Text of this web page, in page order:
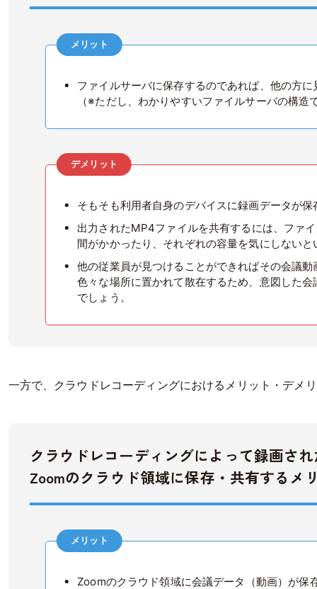
メリット
ファイルサーバに保存するのであれば、他の方
（※ただし、わかりやすいファイルサーバの構
デメリット
そもそも利用者自身のデバイスに録画データが
出力されたMP4ファイルを共有するには、ファ
間がかかったり、それぞれの容量を気にしないと
他の従業員が見つけることができればその会議
色々な場所に置かれて散在するため、意図した
でしょう。
一方で、クラウドレコーディングにおけるメリット・デメ
クラウドレコーディングによって録画さ
Zoomのクラウド領域に保存・共有するメ
メリット
Zoomのクラウド領域に会議データ（動画）が保